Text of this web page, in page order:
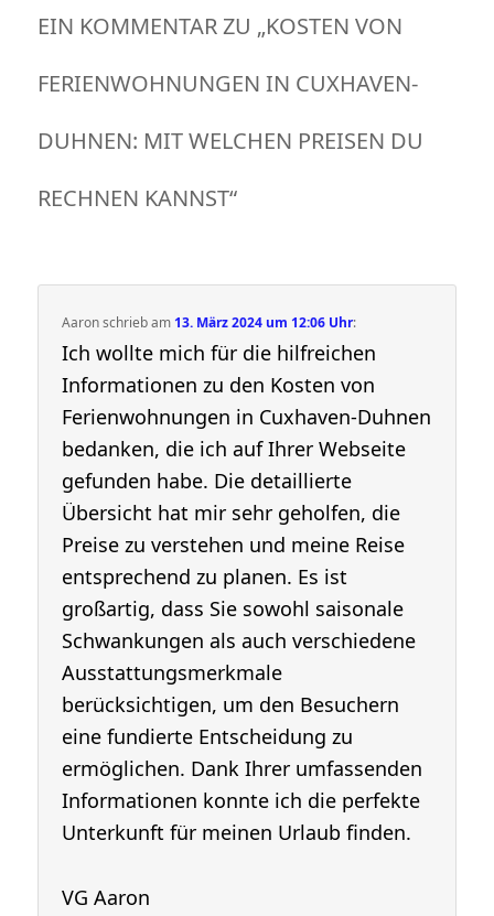
EIN KOMMENTAR ZU „KOSTEN VON
FERIENWOHNUNGEN IN CUXHAVEN-
DUHNEN: MIT WELCHEN PREISEN DU
RECHNEN KANNST“
Aaronschriebam 13. März 2024 um 12:06 Uhr:
Ich wollte mich für die hilfreichen
Informationen zu den Kosten von
Ferienwohnungen in Cuxhaven-Duhnen
bedanken, die ich auf Ihrer Webseite
gefunden habe. Die detaillierte
Übersicht hat mir sehr geholfen, die
Preise zu verstehen und meine Reise
entsprechend zu planen. Es ist
großartig, dass Sie sowohl saisonale
Schwankungen als auch verschiedene
Ausstattungsmerkmale
berücksichtigen, um den Besuchern
eine fundierte Entscheidung zu
ermöglichen. Dank Ihrer umfassenden
Informationen konnte ich die perfekte
Unterkunft für meinen Urlaub finden.
VG Aaron